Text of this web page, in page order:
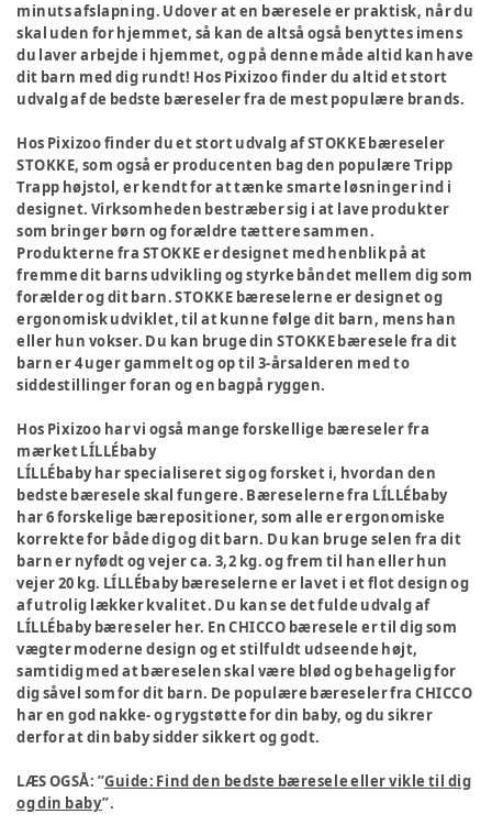
minuts afslapning. Udover at en bæresele er praktisk, når du
skal uden for hjemmet, så kan de altså også benyttes imens
du laver arbejde i hjemmet, og på denne måde altid kan have
dit barn med dig rundt! Hos Pixizoo finder du altid et stort
udvalg af de bedste bæreseler fra de mest populære brands.
Hos Pixizoo finder du et stort udvalg af STOKKE bæreseler
STOKKE, som også er producenten bag den populære Tripp
Trapp højstol, er kendt for at tænke smarte løsninger ind i
designet. Virksomheden bestræber sig i at lave produkter
som bringer børn og forældre tættere sammen.
Produkterne fra STOKKE er designet med henblik på at
fremme dit barns udvikling og styrke båndet mellem dig som
forælder og dit barn. STOKKE bæreselerne er designet og
ergonomisk udviklet, til at kunne følge dit barn, mens han
eller hun vokser. Du kan bruge din STOKKE bæresele fra dit
barn er 4 uger gammelt og op til 3-årsalderen med to
siddestillinger foran og en bagpå ryggen.
Hos Pixizoo har vi også mange forskellige bæreseler fra
mærket LÍLLÉbaby
LÍLLÉbaby har specialiseret sig og forsket i, hvordan den
bedste bæresele skal fungere. Bæreselerne fra LÍLLÉbaby
har 6 forskelige bærepositioner, som alle er ergonomiske
korrekte for både dig og dit barn. Du kan bruge selen fra dit
barn er nyfødt og vejer ca. 3,2 kg. og frem til han eller hun
vejer 20 kg. LÍLLÉbaby bæreselerne er lavet i et flot design og
af utrolig lækker kvalitet. Du kan se det fulde udvalg af
LÍLLÉbaby bæreseler her. En CHICCO bæresele er til dig som
vægter moderne design og et stilfuldt udseende højt,
samtidig med at bæreselen skal være blød og behagelig for
dig såvel som for dit barn. De populære bæreseler fra CHICCO
har en god nakke- og rygstøtte for din baby, og du sikrer
derfor at din baby sidder sikkert og godt.
LÆS OGSÅ: ”Guide: Find den bedste bæresele eller vikle til dig
og din baby”.